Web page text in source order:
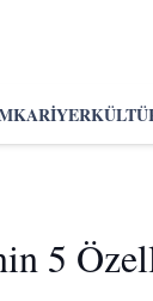
KARIYER
5